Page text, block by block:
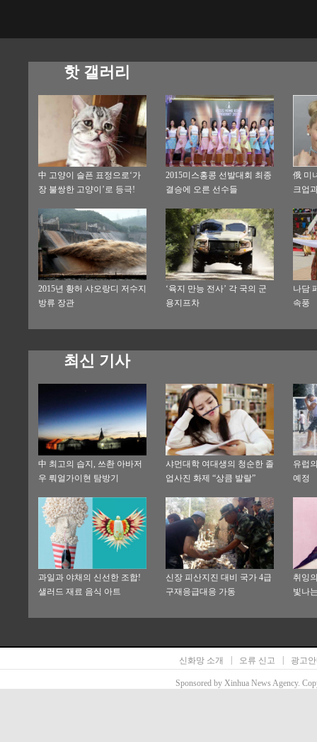
핫 갤러리
中 고양이 슬픈 표정으로‘가
장 불쌍한 고양이’로 등극!
2015미스홍콩 선발대회 최종
결승에 오른 선수들
俄 미
크업
2015년 황허 샤오랑디 저수지
방류 장관
‘육지 만능 전사’ 각 국의 군
용지프차
나담
속풍
최신 기사
中 최고의 습지, 쓰촨 아바저
우 뤄얼가이현 탐방기
샤먼대학 여대생의 청순한 졸
업사진 화제 “상큼 발랄”
유럽
예정
과일과 야채의 신선한 조합!
샐러드 재료 음식 아트
신장 피산지진 대비 국가 4급
구재응급대응 가동
취잉
빛나